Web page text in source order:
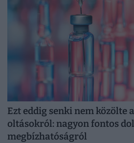
Ezt eddig senki nem közölte
oltásokról: nagyon fontos
megbízhatóságról